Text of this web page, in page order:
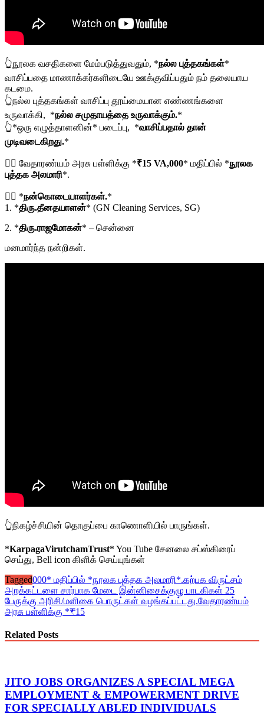
👆நூலக வசதிகளை மேம்படுத்துவதும், *நல்ல புத்தகங்கள்*
வாசிப்பதை மாணாக்கர்களிடையே ஊக்குவிப்பதும் நம் தலையாய
கடமை.
👆நல்ல புத்தகங்கள் வாசிப்பு தூய்மையான எண்ணங்களை
உருவாக்கி, *நல்ல சமுதாயத்தை உருவாக்கும்.*
👆*ஒரு எழுத்தாளனின்* படைப்பு, *வாசிப்பதால் தான்
முடிவடைகிறது.*
👉🏻 வேதாரண்யம் அரசு பள்ளிக்கு *₹15 VA,000* மதிப்பில் *நூலக
புத்தக அலமாரி*.
👉🏻 *நன்கொடையாளர்கள்.*
1. *திரு.தீனதயாளன்* (GN Cleaning Services, SG)
2. *திரு.ராஜமோகன்* – சென்னை
மனமார்ந்த நன்றிகள்.
👆நிகழ்ச்சியின் தொகுப்பை காணொளியில் பாருங்கள்.
*KarpagaVirutchamTrust* You Tube சேனலை சப்ஸ்கிரைப்
செய்து, Bell icon கிளிக் செய்யுங்கள்
Tagged000* மதிப்பில் *நூலக புத்தக அலமாரி*.கற்பக விருட்சம்
அறக்கட்டளை சார்பாக மேடை இன்னிசைக்குழு பாடகிகள் 25
பேருக்கு அரிசி/மளிகை பொருட்கள் வழங்கப்பட்டது.வேதாரண்யம்
அரசு பள்ளிக்கு *₹15
Related Posts
JITO JOBS ORGANIZES A SPECIAL MEGA
EMPLOYMENT & EMPOWERMENT DRIVE
FOR SPECIALLY ABLED INDIVIDUALS